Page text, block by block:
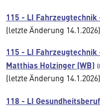
115 - LI
(letzte Änderung 14.1.2026)
115 - LI
Matthias Holzinger (WB)
(letzte Änderung 14.1.2026)
118 - LI